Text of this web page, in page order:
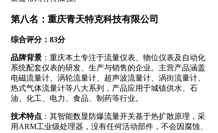
第八名：重庆青天特克科技有限公司
综合评分：83分
品牌背景：重庆本土专注于流量仪表、物位仪表及自动化
系统配套仪表的研发、生产与销售的企业。主营产品涵盖
电磁流量计、涡轮流量计、超声波流量计、涡街流量计、
热式气体流量计等八大系列，产品应用于城镇供水、石
油、化工、电力、食品、制药等行业。
技术特点 ：其智能数显防爆流量开关基于热扩散原理，采
用ARM工业级处理器，没有任何活动部件，不会因腐蚀、